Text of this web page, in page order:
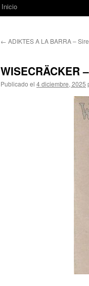
Inicio
← ADIKTES A LA BARRA –
WISECRÄCKER
Publicado el 4 diciembre, 2025